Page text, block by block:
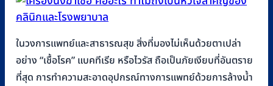
ในวงการแพทย์และสาธารณสุข สิ่งที่มองไม่เห็นด้วยตาเปล่า
อย่าง “เชื้อโรค” แบคทีเรีย หรือไวรัส ถือเป็นภัยเงียบที่อันตราย
ที่สุด การทำความสะอาดอุปกรณ์ทางการแพทย์ด้วยการล้างน้ำ